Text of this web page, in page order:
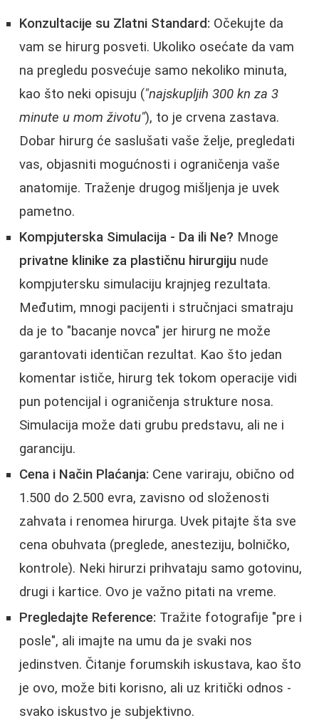
Konzultacije su Zlatni Standard: Očekujte da
vam se hirurg posveti. Ukoliko osećate da vam
na pregledu posvećuje samo nekoliko minuta,
kao što neki opisuju ("najskupljih 300 kn za 3
minute u mom životu"), to je crvena zastava.
Dobar hirurg će saslušati vaše želje, pregledati
vas, objasniti mogućnosti i ograničenja vaše
anatomije. Traženje drugog mišljenja je uvek
pametno.
Kompjuterska Simulacija - Da ili Ne? Mnoge
privatne klinike za plastičnu hirurgiju nude
kompjutersku simulaciju krajnjeg rezultata.
Međutim, mnogi pacijenti i stručnjaci smatraju
da je to "bacanje novca" jer hirurg ne može
garantovati identičan rezultat. Kao što jedan
komentar ističe, hirurg tek tokom operacije vidi
pun potencijal i ograničenja strukture nosa.
Simulacija može dati grubu predstavu, ali ne i
garanciju.
Cena i Način Plaćanja: Cene variraju, obično od
1.500 do 2.500 evra, zavisno od složenosti
zahvata i renomea hirurga. Uvek pitajte šta sve
cena obuhvata (preglede, anesteziju, bolničko,
kontrole). Neki hirurzi prihvataju samo gotovinu,
drugi i kartice. Ovo je važno pitati na vreme.
Pregledajte Reference: Tražite fotografije "pre i
posle", ali imajte na umu da je svaki nos
jedinstven. Čitanje forumskih iskustava, kao što
je ovo, može biti korisno, ali uz kritički odnos -
svako iskustvo je subjektivno.